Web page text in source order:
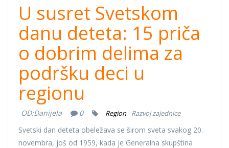
U susret Svetskom
danu deteta: 15 priča
o dobrim delima za
podršku deci u
regionu
OD:Danijela 0 Region Razvoj zajednice
Svetski dan deteta obeležava se širom sveta svakog 20.
novembra, još od 1959, kada je Generalna skupština